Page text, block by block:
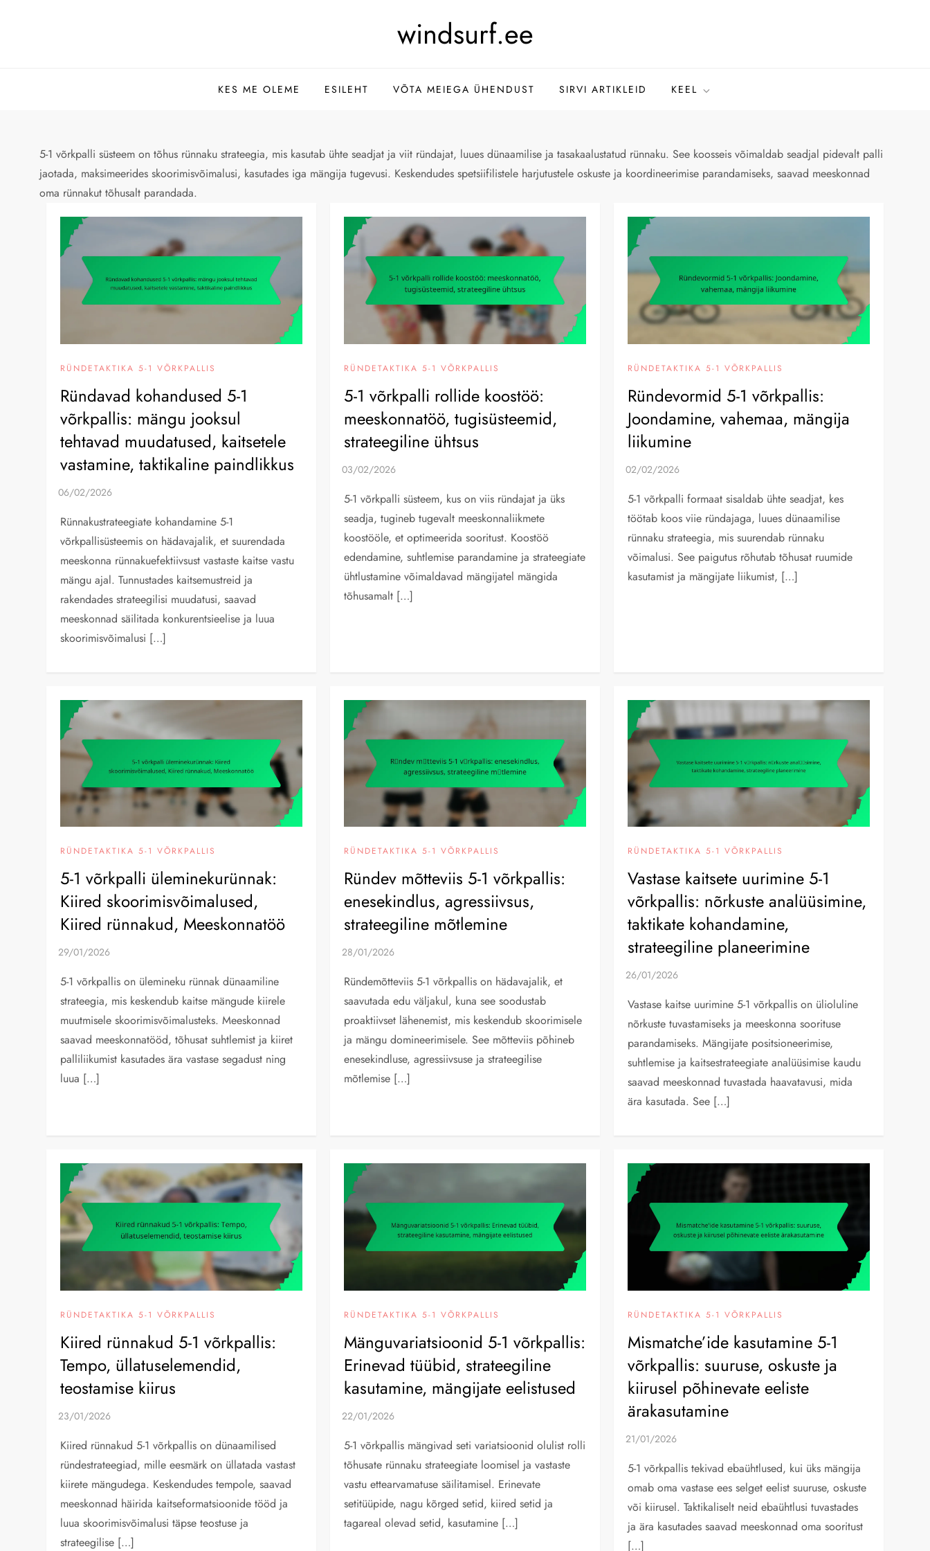
windsurf.ee
KES ME OLEME ESILEHT VÕTA MEIEGA ÜHENDUST SIRVI ARTIKLEID KEEL
5-1 võrkpalli süsteem on tõhus rünnaku strateegia, mis kasutab ühte seadjat ja viit ründajat, luues dünaamilise ja tasakaalustatud rünnaku. See koosseis võimaldab seadjal pidevalt palli
jaotada, maksimeerides skoorimisvõimalusi, kasutades iga mängija tugevusi. Keskendudes spetsiifilistele harjutustele oskuste ja koordineerimise parandamiseks, saavad meeskonnad
oma rünnakut tõhusalt parandada.
RÜNDETAKTIKA 5-1 VÕRKPALLIS
Ründavad kohandused 5-1
võrkpallis: mängu jooksul
tehtavad muudatused, kaitsetele
vastamine, taktikaline paindlikkus
Rünnakustrateegiate kohandamine 5-1
võrkpallisüsteemis on hädavajalik, et suurendada
meeskonna rünnakuefektiivsust vastaste kaitse vastu
mängu ajal. Tunnustades kaitsemustreid ja
rakendades strateegilisi muudatusi, saavad
meeskonnad säilitada konkurentsieelise ja luua
skoorimisvõimalusi […]
RÜNDETAKTIKA 5-1 VÕRKPALLIS
5-1 võrkpalli rollide koostöö:
meeskonnatöö, tugisüsteemid,
strateegiline ühtsus
5-1 võrkpalli süsteem, kus on viis ründajat ja üks
seadja, tugineb tugevalt meeskonnaliikmete
koostööle, et optimeerida sooritust. Koostöö
edendamine, suhtlemise parandamine ja strateegiate
ühtlustamine võimaldavad mängijatel mängida
tõhusamalt […]
RÜNDETAKTIKA 5-1 VÕRKPALLIS
Ründevormid 5-1 võrkpallis:
Joondamine, vahemaa, mängija
liikumine
5-1 võrkpalli formaat sisaldab ühte seadjat, kes
töötab koos viie ründajaga, luues dünaamilise
rünnaku strateegia, mis suurendab rünnaku
võimalusi. See paigutus rõhutab tõhusat ruumide
kasutamist ja mängijate liikumist, […]
RÜNDETAKTIKA 5-1 VÕRKPALLIS
5-1 võrkpalli üleminekurünnak:
Kiired skoorimisvõimalused,
Kiired rünnakud, Meeskonnatöö
5-1 võrkpallis on ülemineku rünnak dünaamiline
strateegia, mis keskendub kaitse mängude kiirele
muutmisele skoorimisvõimalusteks. Meeskonnad
saavad meeskonnatööd, tõhusat suhtlemist ja kiiret
palliliikumist kasutades ära vastase segadust ning
luua […]
RÜNDETAKTIKA 5-1 VÕRKPALLIS
Ründev mõtteviis 5-1 võrkpallis:
enesekindlus, agressiivsus,
strateegiline mõtlemine
Ründemõtteviis 5-1 võrkpallis on hädavajalik, et
saavutada edu väljakul, kuna see soodustab
proaktiivset lähenemist, mis keskendub skoorimisele
ja mängu domineerimisele. See mõtteviis põhineb
enesekindluse, agressiivsuse ja strateegilise
mõtlemise […]
RÜNDETAKTIKA 5-1 VÕRKPALLIS
Vastase kaitsete uurimine 5-1
võrkpallis: nõrkuste analüüsimine,
taktikate kohandamine,
strateegiline planeerimine
Vastase kaitse uurimine 5-1 võrkpallis on ülioluline
nõrkuste tuvastamiseks ja meeskonna soorituse
parandamiseks. Mängijate positsioneerimise,
suhtlemise ja kaitsestrateegiate analüüsimise kaudu
saavad meeskonnad tuvastada haavatavusi, mida
ära kasutada. See […]
RÜNDETAKTIKA 5-1 VÕRKPALLIS
Kiired rünnakud 5-1 võrkpallis:
Tempo, üllatuselemendid,
teostamise kiirus
Kiired rünnakud 5-1 võrkpallis on dünaamilised
ründestrateegiad, mille eesmärk on üllatada vastast
kiirete mängudega. Keskendudes tempole, saavad
meeskonnad häirida kaitseformatsioonide tööd ja
luua skoorimisvõimalusi täpse teostuse ja
strateegilise […]
RÜNDETAKTIKA 5-1 VÕRKPALLIS
Mänguvariatsioonid 5-1 võrkpallis:
Erinevad tüübid, strateegiline
kasutamine, mängijate eelistused
5-1 võrkpallis mängivad seti variatsioonid olulist rolli
tõhusate rünnaku strateegiate loomisel ja vastaste
vastu ettearvamatuse säilitamisel. Erinevate
setitüüpide, nagu kõrged setid, kiired setid ja
tagareal olevad setid, kasutamine […]
RÜNDETAKTIKA 5-1 VÕRKPALLIS
Mismatche’ide kasutamine 5-1
võrkpallis: suuruse, oskuste ja
kiirusel põhinevate eeliste
ärakasutamine
5-1 võrkpallis tekivad ebaühtlused, kui üks mängija
omab oma vastase ees selget eelist suuruse, oskuste
või kiirusel. Taktikaliselt neid ebaühtlusi tuvastades
ja ära kasutades saavad meeskonnad oma sooritust
[…]